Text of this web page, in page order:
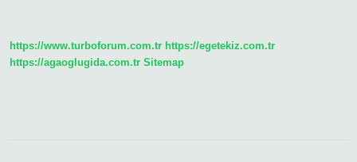
https://www.turboforum.com.tr https://egetekiz.com.tr
https://agaoglugida.com.tr Sitemap